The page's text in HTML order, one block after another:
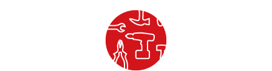
c
í
p
r
v